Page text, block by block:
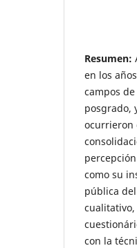
Resumen:
en los
campos
posgrado,
ocurrieron
como su
pública
con la